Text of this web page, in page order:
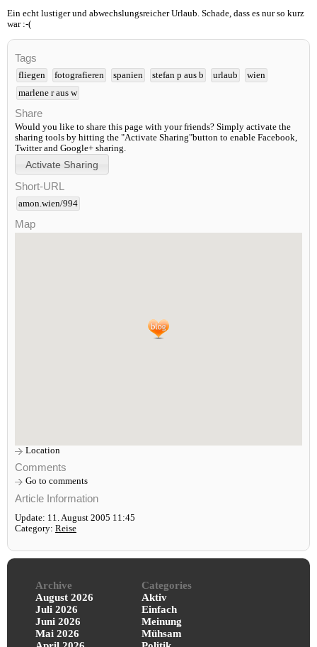
Ein echt lustiger und abwechslungsreicher Urlaub. Schade, dass es nur so kurz
war :-(
Tags
fliegen fotografieren spanien stefan p aus b urlaub
wien
marlene r aus w
Share
Would you like to share this page with your friends? Simply activate the
sharing tools by hitting the "Activate Sharing"button to enable Facebook,
Twitter and Google+ sharing.
Short-URL
amon.wien/994
Map
Location
Comments
Go to comments
Article Information
Update: 11. August 2005 11:45
Category: Reise
Archive
August 2026
Juli 2026
Juni 2026
Mai 2026
Categories
Aktiv
Einfach
Meinung
Mühsam